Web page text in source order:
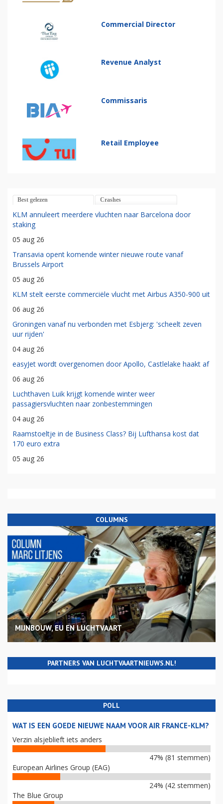
Commercial Director
Revenue Analyst
Commissaris
Retail Employee
Best gelezen Crashes
KLM annuleert meerdere vluchten naar Barcelona door
staking
05 aug 26
Transavia opent komende winter nieuwe route vanaf
Brussels Airport
05 aug 26
KLM stelt eerste commerciële vlucht met Airbus A350-900 uit
06 aug 26
Groningen vanaf nu verbonden met Esbjerg: 'scheelt zeven
uur rijden'
04 aug 26
easyJet wordt overgenomen door Apollo, Castlelake haakt af
06 aug 26
Luchthaven Luik krijgt komende winter weer
passagiersvluchten naar zonbestemmingen
04 aug 26
Raamstoeltje in de Business Class? Bij Lufthansa kost dat
170 euro extra
05 aug 26
COLUMNS
MIJNBOUW, EU EN LUCHTVAART
PARTNERS VAN LUCHTVAARTNIEUWS.NL!
POLL
WAT IS EEN GOEDE NIEUWE NAAM VOOR AIR FRANCE-KLM?
Verzin alsjeblieft iets anders
47% (81 stemmen)
European Airlines Group (EAG)
24% (42 stemmen)
The Blue Group